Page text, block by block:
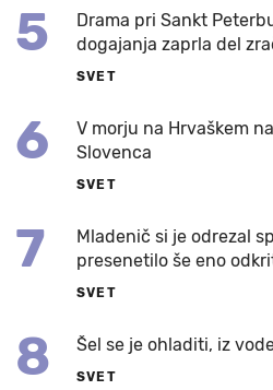
5
Drama pri Sankt
dogajanja zaprla del
SVET
6
V morju na Hrvaškem
Slovenca
SVET
7
Mladenič si je odrezal
presenetilo še eno
SVET
8 Šel se je ohladiti, iz
SVET